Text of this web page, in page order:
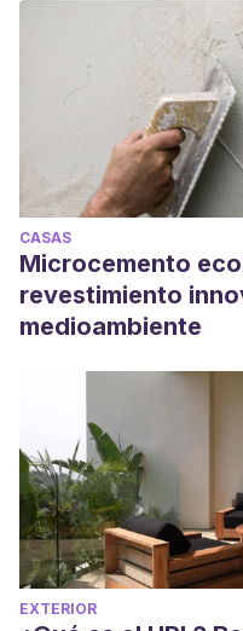
CASAS
Microcemento
revestimiento
medioambiente
EXTERIOR